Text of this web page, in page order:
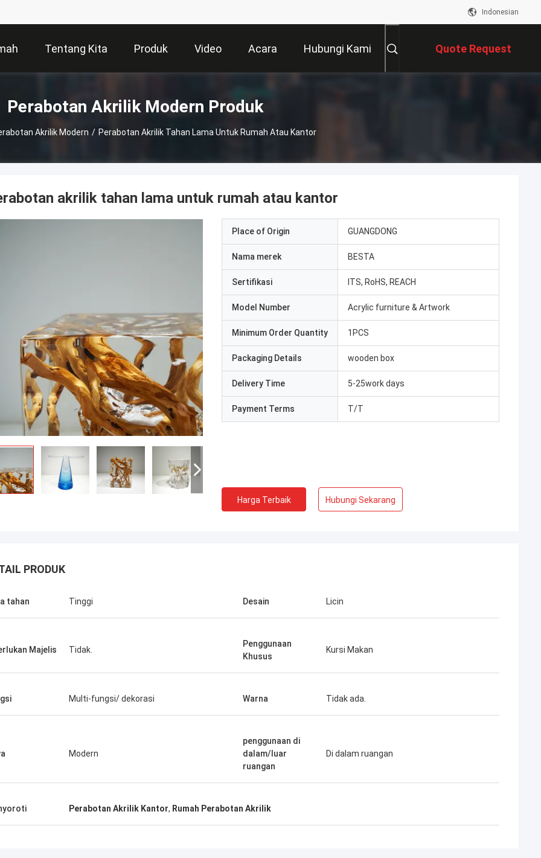
Indonesian
Tentang Kita Produk Video Acara Hubungi Kami Quote Request
Perabotan Akrilik Modern Produk
Akrilik Modern / Perabotan Akrilik Tahan Lama Untuk Rumah Atau Kantor
mengatakan bahwa produk
akrilik tahan lama untuk rumah atau kantor
Place of Origin GUANGDONG
Nama merek BESTA
Sertifikasi ITS, RoHS, REACH
Model Number Acrylic furniture & Artwork
Minimum Order Quantity 1PCS
Packaging Details wooden box
Delivery Time 5-25work days
Payment Terms T/T
Harga Terbaik Hubungi Sekarang
PRODUK
tahan Tinggi Desain Licin
Majelis Tidak.
Penggunaan
Khusus
Kursi Makan
Multi-fungsi/ dekorasi Warna Tidak ada.
Modern
penggunaan di
dalam/luar
ruangan
Di dalam ruangan
Perabotan Akrilik Kantor, Rumah Perabotan Akrilik